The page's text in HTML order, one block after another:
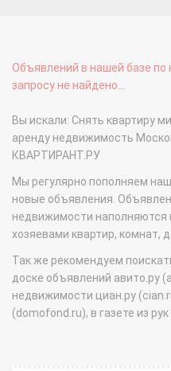
Объявлений в нашей базе
запросу не найдено...
Вы искали: Снять квартиру
аренду недвижимость
КВАРТИРАНТ.РУ
Мы регулярно пополняем
новые объявления.
недвижимости наполняются
хозяевами квартир, комнат,
Так же рекомендуем
доске объявлений авито.ру
недвижимости циан.ру
(domofond.ru), в газете из рук